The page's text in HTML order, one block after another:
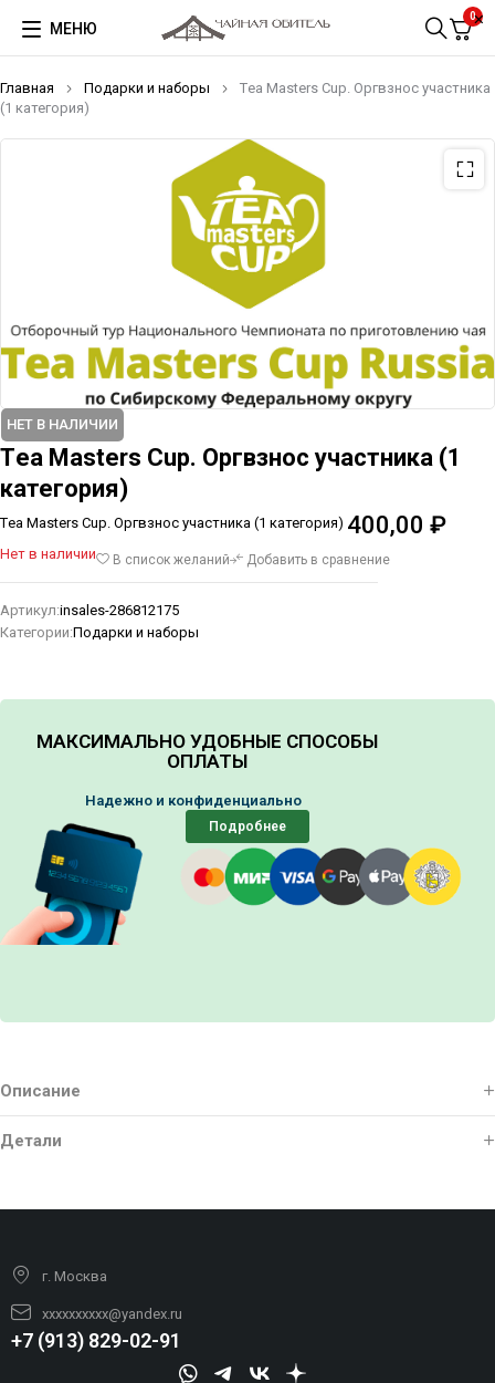
МЕНЮ
0
Главная Подарки и наборы
Тea Masters Cup. Оргвзнос участника
(1 категория)
НЕТ В НАЛИЧИИ
Тea Masters Cup. Оргвзнос участника (1
категория)
Тea Masters Cup. Оргвзнос участника (1 категория) 400,00 ₽
Нет в наличии В список желаний Добавить в сравнение
Артикул:insales-286812175
Категории:Подарки и наборы
МАКСИМАЛЬНО УДОБНЫЕ СПОСОБЫ
ОПЛАТЫ
Надежно и конфиденциально
Подробнее
Описание
Детали
г. Москва
xxxxxxxxxx@yandex.ru
+7 (913) 829-02-91